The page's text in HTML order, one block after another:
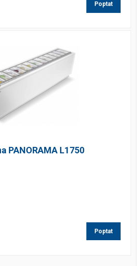
Poptat
PANORAMA L1750
Poptat